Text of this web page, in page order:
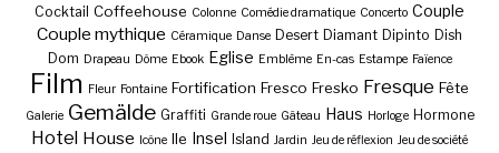
Cocktail Coffeehouse Colonne Comédie dramatique Concerto Couple
Couple mythique Céramique Danse Desert Diamant Dipinto Dish
Dom Drapeau Dôme Ebook Eglise Emblème En-cas Estampe Faïence
Film Fleur Fontaine Fortification Fresco Fresko Fresque Fête
Galerie Gemälde Graffiti Grande roue Gâteau Haus Horloge Hormone
Hotel House Icône Ile Insel Island Jardin Jeu de réflexion Jeu de société